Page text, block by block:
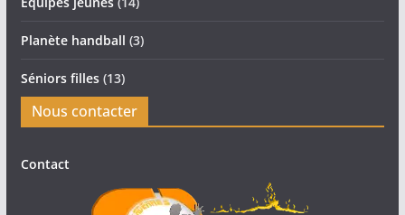
Planète handball (3)
Séniors filles(13)
Nous contacter
Contact